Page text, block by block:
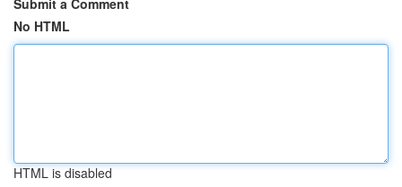
Submit a Comment
No HTML
HTML is disabled